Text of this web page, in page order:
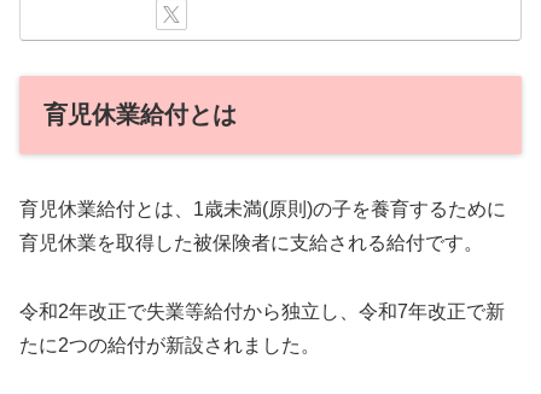
育児休業給付とは
育児休業給付とは、1歳未満(原則)の子を養育するために
育児休業を取得した被保険者に支給される給付です。
令和2年改正で失業等給付から独立し、令和7年改正で新
たに2つの給付が新設されました。